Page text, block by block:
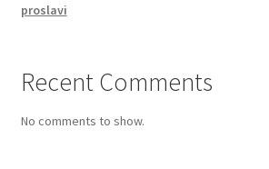
proslavi
Recent Comments
No comments to show.